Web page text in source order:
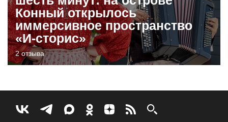
Конный открылось
иммерсивное пространство
«И-сторис»
2 отзыва